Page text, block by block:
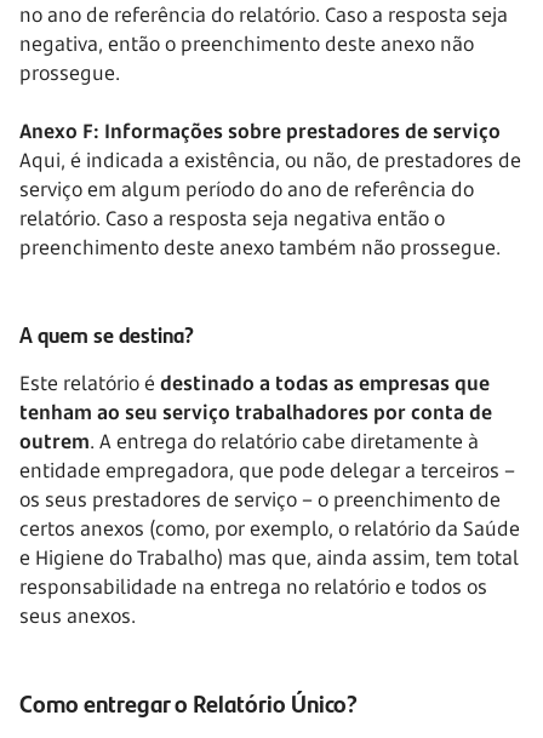
no ano de referência do relatório. Caso a resposta seja
negativa, então o preenchimento deste anexo não
prossegue.
Anexo F: Informações sobre prestadores de serviço
Aqui, é indicada a existência, ou não, de prestadores de
serviço em algum período do ano de referência do
relatório. Caso a resposta seja negativa então o
preenchimento deste anexo também não prossegue.
A quem se destina?
Este relatório é destinado a todas as empresas que
tenham ao seu serviço trabalhadores por conta de
outrem. A entrega do relatório cabe diretamente à
entidade empregadora, que pode delegar a terceiros –
os seus prestadores de serviço – o preenchimento de
certos anexos (como, por exemplo, o relatório da Saúde
e Higiene do Trabalho) mas que, ainda assim, tem total
responsabilidade na entrega no relatório e todos os
seus anexos.
Como entregar o Relatório Único?